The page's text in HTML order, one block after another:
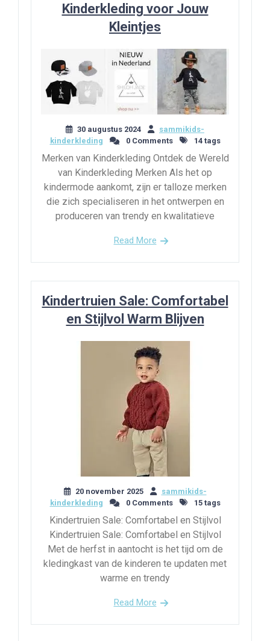
Kinderkleding voor Jouw
Kleintjes
30 augustus 2024
sammikids-
kinderkleding
0 Comments 14 tags
Merken van Kinderkleding Ontdek de Wereld
van Kinderkleding Merken Als het op
kindermode aankomt, zijn er talloze merken
die zich specialiseren in het ontwerpen en
produceren van trendy en kwalitatieve
Read More
Kindertruien Sale: Comfortabel
en Stijlvol Warm Blijven
20 november 2025
sammikids-
kinderkleding
0 Comments 15 tags
Kindertruien Sale: Comfortabel en Stijlvol
Kindertruien Sale: Comfortabel en Stijlvol
Met de herfst in aantocht is het tijd om de
kledingkast van de kinderen te updaten met
warme en trendy
Read More